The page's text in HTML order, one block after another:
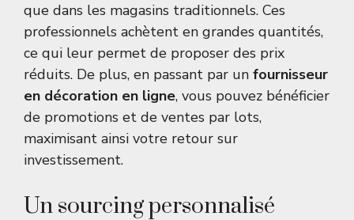
que dans les magasins traditionnels. Ces
professionnels achètent en grandes quantités,
ce qui leur permet de proposer des prix
réduits. De plus, en passant par un fournisseur
en décoration en ligne, vous pouvez bénéficier
de promotions et de ventes par lots,
maximisant ainsi votre retour sur
investissement.
Un sourcing personnalisé